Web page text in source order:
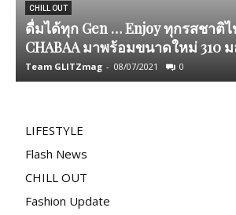
CHILL OUT
ดื่มได้ทุก Gen … Enjoy ทุกรสชาติ
CHABAA มาพร้อมขนาดใหม่ 310
Team GLITZmag - 08/07/2021 0
LIFESTYLE
Flash News
CHILL OUT
Fashion Update